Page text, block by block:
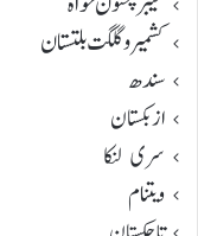
کشمیر و گلگت بلتستان
سندھ
ازبکستان
سری لنکا
ویتنام